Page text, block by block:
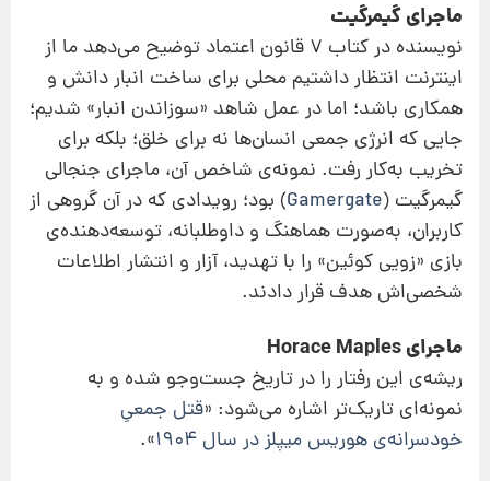
ماجرای گیمرگیت
نویسنده در کتاب 7 قانون اعتماد توضیح می‌دهد ما از
اینترنت انتظار داشتیم محلی برای ساخت انبار دانش و
همکاری باشد؛ اما در عمل شاهد «سوزاندن انبار» شدیم؛
جایی که انرژی جمعی انسان‌ها نه برای خلق؛ بلکه برای
تخریب به‌کار رفت. نمونه‌ی شاخص آن، ماجرای جنجالی
گیمرگیت (Gamergate) بود؛ رویدادی که در آن گروهی از
کاربران، به‌صورت هماهنگ و داوطلبانه، توسعه‌دهنده‌ی
بازی «زویی کوئین» را با تهدید، آزار و انتشار اطلاعات
شخصی‌اش هدف قرار دادند.
ماجرای Horace Maples
ریشه‌ی این رفتار را در تاریخ جست‌وجو شده و به
نمونه‌ای تاریک‌تر اشاره می‌شود: «قتل جمعیِ
خودسرانه‌ی هوریس میپلز در سال ۱۹۰۴
».